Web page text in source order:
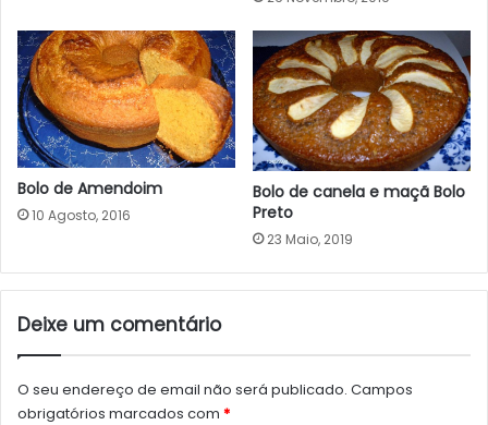
Bolo de Amendoim
10 Agosto, 2016
Bolo de canela e maçã Bolo
Preto
23 Maio, 2019
Deixe um comentário
O seu endereço de email não será publicado. Campos
obrigatórios marcados com *